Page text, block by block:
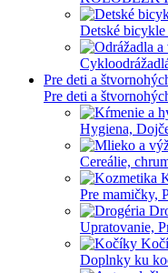
Detské
Pre deti a
Pre deti a
Hygiena,
Cereálie,
Pre mamičky,
Upratovanie,
Doplnky ku